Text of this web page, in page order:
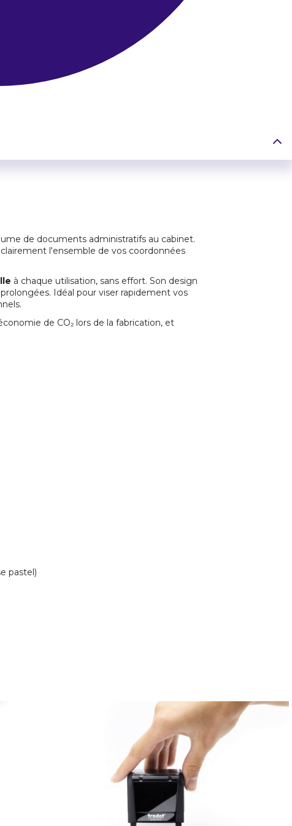
de documents administratifs au cabinet.
l'ensemble de vos coordonnées
à chaque utilisation, sans effort. Son design
Idéal pour viser rapidement vos
de CO₂ lors de la fabrication, et
pastel)